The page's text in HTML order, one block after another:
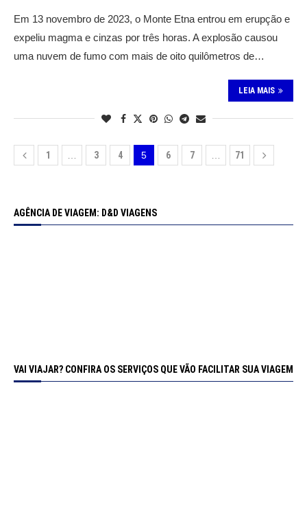
Em 13 novembro de 2023, o Monte Etna entrou em erupção e
expeliu magma e cinzas por três horas. A explosão causou
uma nuvem de fumo com mais de oito quilômetros de…
LEIA MAIS
1 3 4 5 6 7 71
AGÊNCIA DE VIAGEM: D&D VIAGENS
VAI VIAJAR? CONFIRA OS SERVIÇOS QUE VÃO FACILITAR SUA VIAGEM